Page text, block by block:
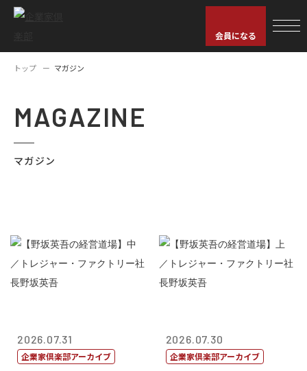
会員になる
トップ マガジン
MAGAZINE
マガジン
2026.07.31
企業家倶楽部アーカイブ
2026.07.30
企業家倶楽部アーカイブ